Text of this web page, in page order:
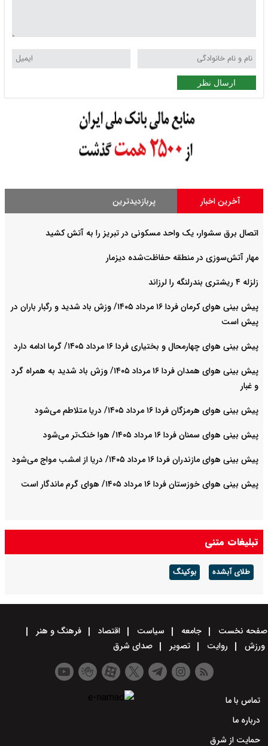
ارسال نظر
آخرین اخبار پربازدیدترین
اتصال برق سشوار، یک واحد مسکونی در تبریز را به آتش کشید
مهار آتش‌سوزی در منطقه حفاظت‌شده دیزمار
زلزله ۴ ریشتری بندرلنگه را لرزاند
پیش بینی هوای کرمان فردا ۱۶ مرداد ۱۴۰۵/ وزش باد شدید و رگبار باران در
پیش است
پیش بینی هوای چهارمحال و بختیاری فردا ۱۶ مرداد ۱۴۰۵/ گرما ادامه دارد
پیش بینی هوای همدان فردا ۱۶ مرداد ۱۴۰۵/ وزش باد شدید به همراه گرد
و غبار
پیش بینی هوای هرمزگان فردا ۱۶ مرداد ۱۴۰۵/ دریا متلاطم می‌شود
پیش بینی هوای سمنان فردا ۱۶ مرداد ۱۴۰۵/ هوا خنک‌تر می‌شود
پیش بینی هوای مازندران فردا ۱۶ مرداد ۱۴۰۵/ دریا از امشب مواج می‌شود
پیش بینی هوای خوزستان فردا ۱۶ مرداد ۱۴۰۵/ هوای گرم ماندگار است
تبلیغات متنی
طلای آبشده بوکینگ
صفحه نخست جامعه سیاست اقتصاد
فرهنگ و هنر
ورزش
روایت تصویر صدای شرق
تماس با ما
درباره ما
حمایت از شرق